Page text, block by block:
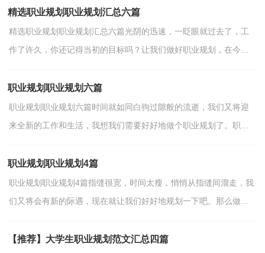
精选职业规划职业规划汇总六篇
精选职业规划职业规划汇总六篇光阴的迅速，一眨眼就过去了，工
作了许久，你还记得当初的目标吗？让我们做好职业规划，在今后
职业规划职业规划六篇
职业规划职业规划六篇时间就如同白驹过隙般的流逝，我们又将迎
来全新的工作和生活，我想我们需要好好地做个职业规划了。职业
职业规划职业规划4篇
职业规划职业规划4篇指缝很宽，时间太瘦，悄悄从指缝间溜走，我
们又将会有新的际遇，现在就让我们好好地规划一下吧。那么做职
【推荐】大学生职业规划范文汇总四篇